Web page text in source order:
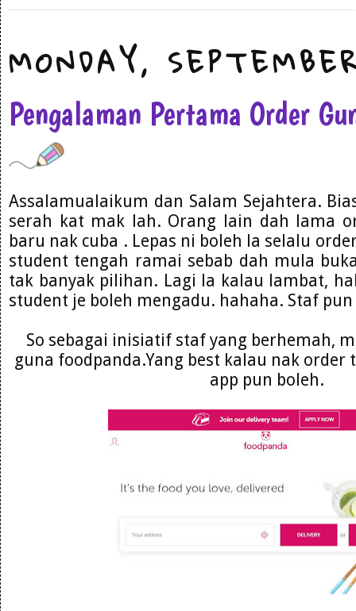
MONDAY,
Pengalaman Pertama Order
Assalamualaikum dan Salam Sejahtera.
serah kat mak lah. Orang lain dah lama
baru nak cuba . Lepas ni boleh la selalu
student tengah ramai sebab dah mula
tak banyak pilihan. Lagi la kalau lambat,
student je boleh mengadu. hahaha. Staf
So sebagai inisiatif staf yang berhemah,
guna foodpanda.Yang best kalau nak
app pun boleh.